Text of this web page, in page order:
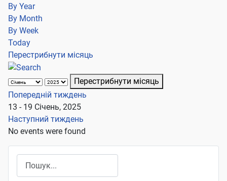
By Year
By Month
By Week
Today
Перестрибнути місяць
Перестрибнути місяць
Попередній тиждень
13 - 19 Січень, 2025
Наступний тиждень
No events were found